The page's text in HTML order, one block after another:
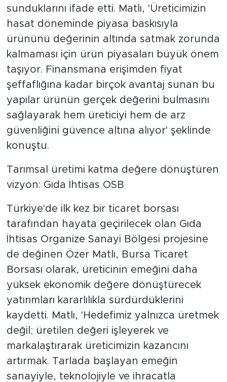
sunduklarını ifade etti. Matlı, 'Üreticimizin
hasat döneminde piyasa baskısıyla
ürününü değerinin altında satmak zorunda
kalmaması için ürün piyasaları büyük önem
taşıyor. Finansmana erişimden fiyat
şeffaflığına kadar birçok avantaj sunan bu
yapılar ürünün gerçek değerini bulmasını
sağlayarak hem üreticiyi hem de arz
güvenliğini güvence altına alıyor' şeklinde
konuştu.
Tarımsal üretimi katma değere dönüştüren
vizyon: Gıda İhtisas OSB
Türkiye'de ilk kez bir ticaret borsası
tarafından hayata geçirilecek olan Gıda
İhtisas Organize Sanayi Bölgesi projesine
de değinen Özer Matlı, Bursa Ticaret
Borsası olarak, üreticinin emeğini daha
yüksek ekonomik değere dönüştürecek
yatırımları kararlılıkla sürdürdüklerini
kaydetti. Matlı, 'Hedefimiz yalnızca üretmek
değil; üretilen değeri işleyerek ve
markalaştırarak üreticimizin kazancını
artırmak. Tarlada başlayan emeğin
sanayiyle, teknolojiyle ve ihracatla